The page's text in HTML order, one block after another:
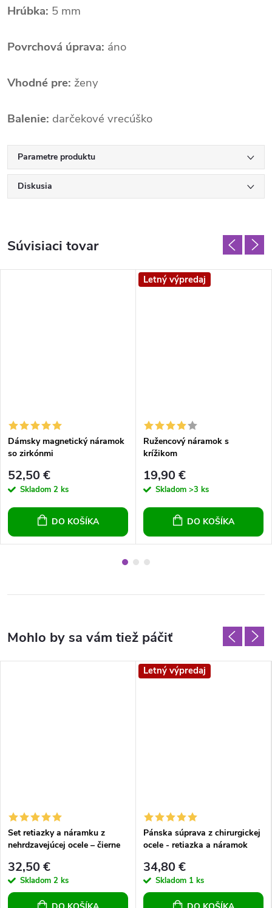
Hrúbka: 5 mm
Povrchová úprava: áno
Vhodné pre: ženy
Balenie: darčekové vrecúško
Parametre produktu
Diskusia
Súvisiaci tovar
Dámsky magnetický náramok
so zirkónmi
52,50 €
Skladom 2 ks
DO KOŠÍKA
Letný výpredaj
Ružencový náramok s
krížikom
19,90 €
Skladom >3 ks
DO KOŠÍKA
Set retiazky a náramku z
nehrdzavejúcej ocele – čierne
oblúkové články
32,50 €
Skladom 2 ks
Letný výpredaj
Pánska súprava z chirurgickej
ocele - retiazka a náramok
34,80 €
Skladom 1 ks